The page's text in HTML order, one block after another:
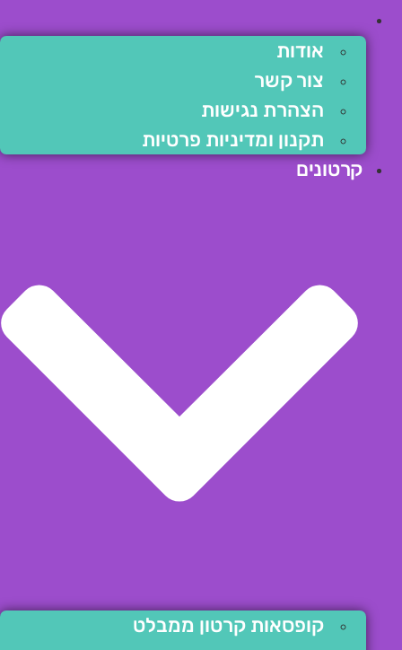
אודות
צור קשר
הצהרת נגישות
תקנון ומדיניות פרטיות
קרטונים
קופסאות קרטון ממבלט